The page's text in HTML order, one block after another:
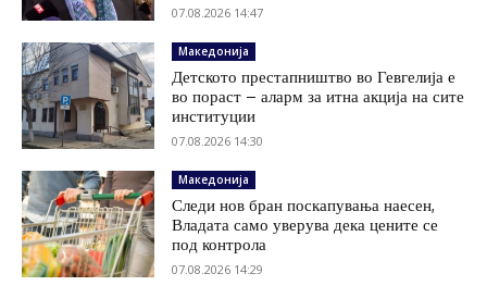
07.08.2026 14:47
Македонија
Детското престапништво во Гевгелија е
во пораст – аларм за итна акција на сите
институции
07.08.2026 14:30
Македонија
Следи нов бран поскапувања наесен,
Владата само уверува дека цените се
под контрола
07.08.2026 14:29